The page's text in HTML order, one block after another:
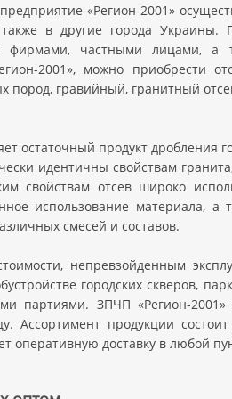
«Регион-2001»
в другие города Украины.
частными лицами, а
2001», можно приобрести
пород, гравийный, гранитный
остаточный продукт дробления
идентичны свойствам
свойствам отсев широко
использование материала,
смесей и составов.
непревзойденным
городских скверов,
партиями. ЗПЧП «Регион-
Ассортимент продукции
оперативную доставку в любой